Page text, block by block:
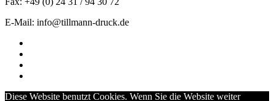
E-Mail: info@tillmann-druck.de
Diese Website benutzt Cookies. Wenn Sie die Website weiter